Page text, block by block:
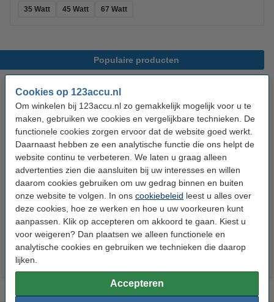
Cookies op 123accu.nl
Om winkelen bij 123accu.nl zo gemakkelijk mogelijk voor u te
maken, gebruiken we cookies en vergelijkbare technieken. De
functionele cookies zorgen ervoor dat de website goed werkt.
Daarnaast hebben ze een analytische functie die ons helpt de
website continu te verbeteren. We laten u graag alleen
advertenties zien die aansluiten bij uw interesses en willen
daarom cookies gebruiken om uw gedrag binnen en buiten
onze website te volgen. In ons cookiebeleid leest u alles over
deze cookies, hoe ze werken en hoe u uw voorkeuren kunt
aanpassen. Klik op accepteren om akkoord te gaan. Kiest u
voor weigeren? Dan plaatsen we alleen functionele en
analytische cookies en gebruiken we technieken die daarop
lijken.
Accepteren
35 Watt 45 Watt 67 Watt
Populaire producten
123accu Xtreme Power AAA /
MN2400 / LR03 alkaline batterij
€ 14,50 € 13,05
Inclusief 21%
BTW
123accu Xtreme Power
knoopcellen multipack
€ 5,95 € 5,36 Inclusief 21% BTW